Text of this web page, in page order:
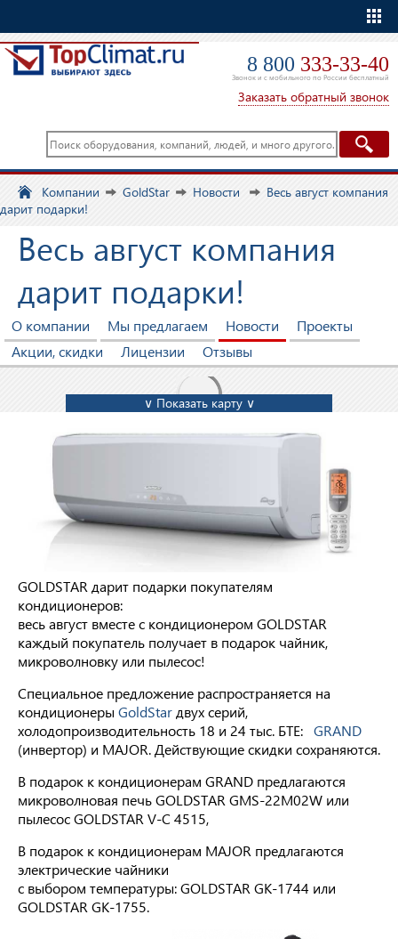
8 800 333-33-40
Звонок и с мобильного по России бесплатный
Заказать обратный звонок
Компании GoldStar Новости
Весь август компания
дарит подарки!
Весь август компания
дарит подарки!
О компании Мы предлагаем Новости
Проекты
Акции, скидки
Лицензии Отзывы
∨ Показать карту ∨
GOLDSTAR дарит подарки покупателям
кондиционеров:
весь август вместе с кондиционером GOLDSTAR
каждый покупатель получает в подарок чайник,
микроволновку или пылесос!
Специальное предложение распространяется на
кондиционеры GoldStar двух серий,
холодопроизводительность 18 и 24 тыс. БТЕ: GRAND
(инвертор) и MAJOR. Действующие скидки сохраняются.
В подарок к кондиционерам GRAND предлагаются
микроволновая печь GOLDSTAR GMS-22M02W или
пылесос GOLDSTAR V-C 4515,
В подарок к кондиционерам MAJOR предлагаются
электрические чайники
с выбором температуры: GOLDSTAR GK-1744 или
GOLDSTAR GK-1755.